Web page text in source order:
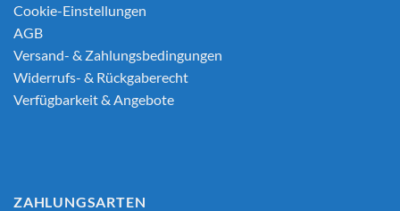
Cookie-Einstellungen
AGB
Versand- & Zahlungsbedingungen
Widerrufs- & Rückgaberecht
Verfügbarkeit & Angebote
ZAHLUNGSARTEN